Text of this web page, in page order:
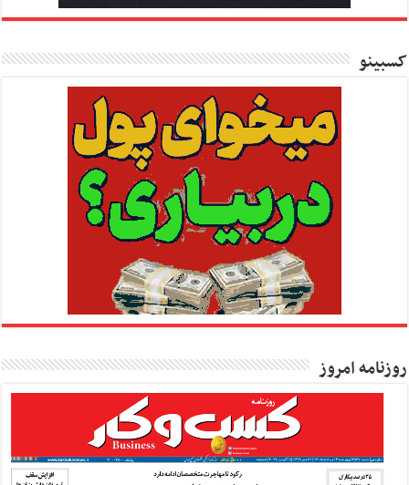
کسبینو
روزنامه امروز